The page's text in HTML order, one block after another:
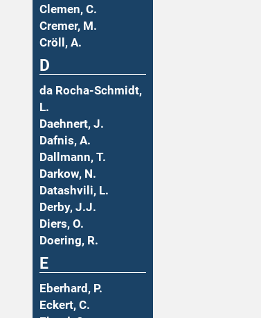
Clemen, C.
Cremer, M.
Cröll, A.
D
da Rocha-Schmidt,
L.
Daehnert, J.
Dafnis, A.
Dallmann, T.
Darkow, N.
Datashvili, L.
Derby, J.J.
Diers, O.
Doering, R.
E
Eberhard, P.
Eckert, C.